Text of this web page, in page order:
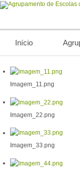
Início
Imagem_11.png
Imagem_22.png
Imagem_33.png